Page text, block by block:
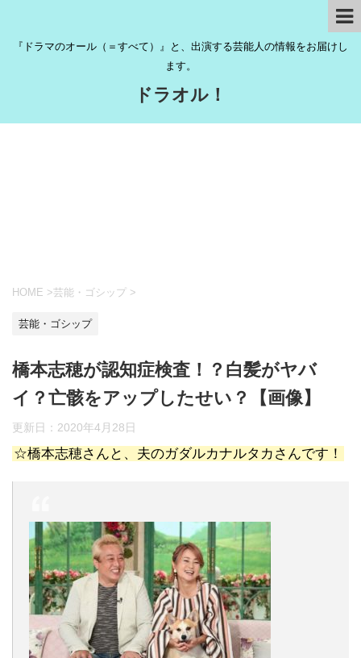
『ドラマのオール（＝すべて）』と、出演する芸能人の情報をお届けし
ます。
ドラオル！
HOME >芸能・ゴシップ >
芸能・ゴシップ
橋本志穂が認知症検査！？白髪がヤバ
イ？亡骸をアップしたせい？【画像】
更新日： 2020年4月28日
☆橋本志穂さんと、夫のガダルカナルタカさんです！